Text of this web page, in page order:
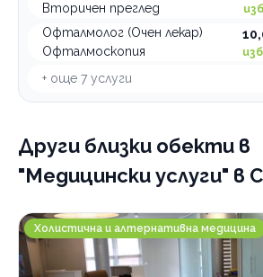
Вторичен преглед
Офталмолог (Очен лекар)
Офталмоскопия
+ още 7 услуги
Други близки обекти в
"Медицински услуги" в
Медицински център Качествен
Холистична и алтернативна медицина